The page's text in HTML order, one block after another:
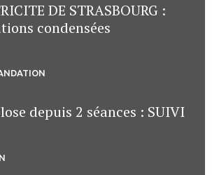
DE STRASBOURG :
condensées
depuis 2 séances : SUIVI